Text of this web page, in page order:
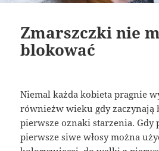
Zmarszczki nie
blokować
Niemal każda kobieta pragnie
równieżw wieku gdy zaczynają
pierwsze oznaki starzenia. Gdy
pierwsze siwe włosy można